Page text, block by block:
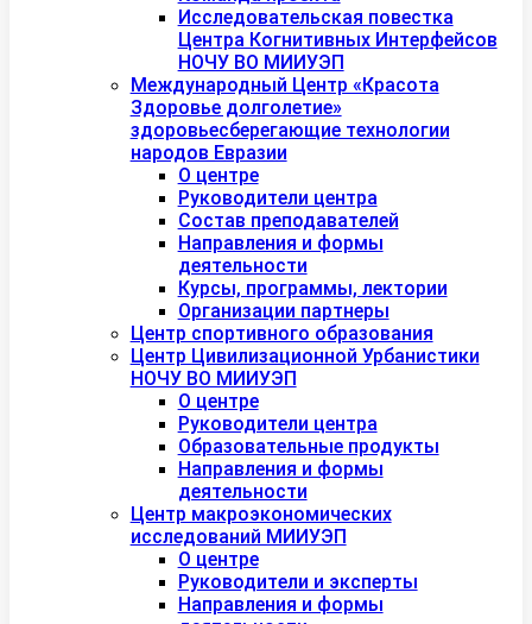
Исследовательская повестка
Центра Когнитивных Интерфейсов
НОЧУ ВО МИИУЭП
Международный Центр «Красота
Здоровье долголетие»
здоровьесберегающие технологии
народов Евразии
О центре
Руководители центра
Состав преподавателей
Направления и формы
деятельности
Курсы, программы, лектории
Организации партнеры
Центр спортивного образования
Центр Цивилизационной Урбанистики
НОЧУ ВО МИИУЭП
О центре
Руководители центра
Образовательные продукты
Направления и формы
деятельности
Центр макроэкономических
исследований МИИУЭП
О центре
Руководители и эксперты
Направления и формы